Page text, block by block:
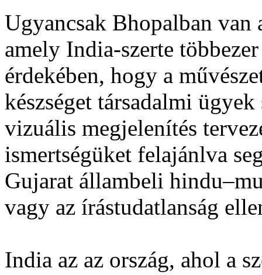
Ugyancsak Bhopalban van
amely India-szerte
érdekében, hogy a
készséget társadalmi
vizuális megjelenítés
ismertségüket felajánlva
Gujarat állambeli
vagy az írástudatlanság
India az az ország, ahol a